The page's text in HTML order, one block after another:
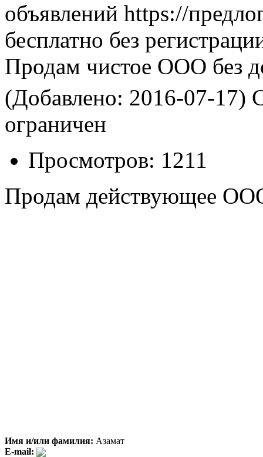
объявлений https://
бесплатно без
Продам чистое ООО без
(Добавлено: 2016-07-17)
ограничен
Просмотров: 1211
Продам действующее
Имя и/или фамилия: Азамат
E-mail: